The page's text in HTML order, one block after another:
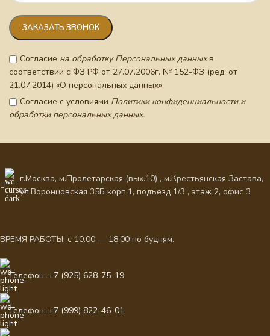
Согласие на обработку Персональных данныхв
соответствии с ФЗ РФ от 27.07.2006г. № 152-ФЗ (ред. от
21.07.2014) «О персональных данных».
Согласие с условиями Политики конфиденциальности и
обработки персональных данных.
г.Москва, м.Пролетарская (вых.10) , м.Крестьянская Застава,
ул.Воронцовская 35Б корп.1, подъезд 1/3 , этаж 2, офис 3
ВРЕМЯ РАБОТЫ: с 10.00 — 18.00 по будням.
Телефон: +7 (925) 628-75-19
Телефон: +7 (999) 822-46-01